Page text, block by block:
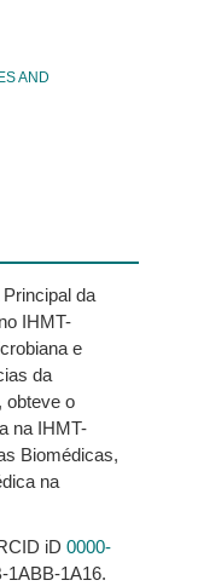
AND
da
IHMT-
e
da
obteve o
na IHMT-
Biomédicas,
na
iD 0000-
1ABB-1A16.